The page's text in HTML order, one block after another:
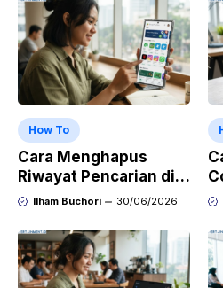
How To
Cara Menghapus
Riwayat Pencarian di
Play Store di HP
OPPO, dan Vivo
Ilham Buchori 30/06/2026